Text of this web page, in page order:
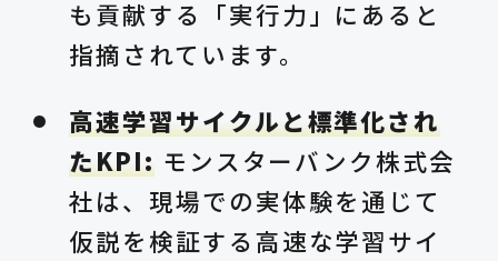
も貢献する「実行力」にあると
指摘されています。
高速学習サイクルと標準化され
たKPI:モンスターバンク株式会
社は、現場での実体験を通じて
仮説を検証する高速な学習サイ